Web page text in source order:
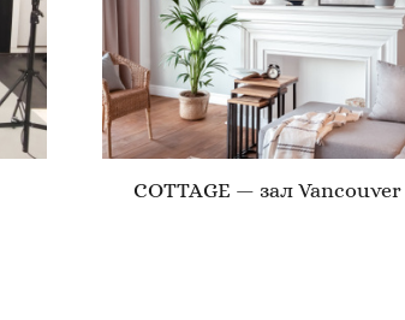
COTTAGE — зал Vancouver